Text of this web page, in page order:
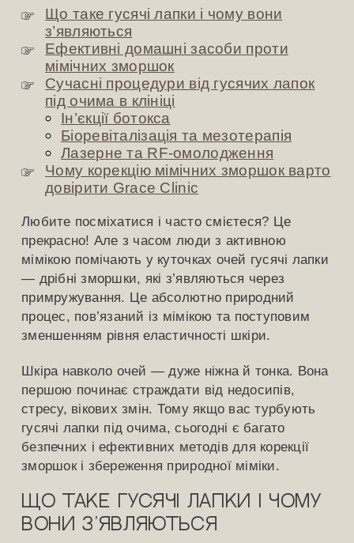
Що таке гусячі лапки і чому вони
з’являються
Ефективні домашні засоби проти
мімічних зморшок
Сучасні процедури від гусячих лапок
під очима в клініці
Ін’єкції ботокса
Біоревіталізація та мезотерапія
Лазерне та RF-омолодження
Чому корекцію мімічних зморшок варто
довірити Grace Clinic
Любите посміхатися і часто смієтеся? Це
прекрасно! Але з часом люди з активною
мімікою помічають у куточках очей гусячі лапки
— дрібні зморшки, які з’являються через
примружування. Це абсолютно природний
процес, пов’язаний із мімікою та поступовим
зменшенням рівня еластичності шкіри.
Шкіра навколо очей — дуже ніжна й тонка. Вона
першою починає страждати від недосипів,
стресу, вікових змін. Тому якщо вас турбують
гусячі лапки під очима, сьогодні є багато
безпечних і ефективних методів для корекції
зморшок і збереження природної міміки.
Що таке гусячі лапки і чому
вони з’являються